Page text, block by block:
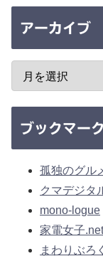
アーカイブ
ブックマーク
孤独のグル
クマデジタ
mono-logue
家電女子.net
まわりぶろ